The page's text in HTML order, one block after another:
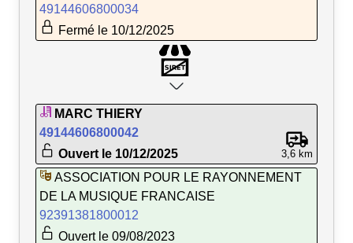
49144606800034
Fermé le 10/12/2025
MARC THIERY
49144606800042
Ouvert le 10/12/2025
3,6 km
ASSOCIATION POUR LE RAYONNEMENT
DE LA MUSIQUE FRANCAISE
92391381800012
Ouvert le 09/08/2023